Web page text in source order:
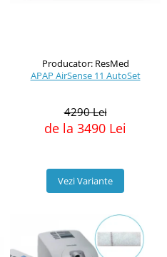
Producator: ResMed
APAP AirSense 11 AutoSet
4290 Lei
de la 3490 Lei
Vezi Variante